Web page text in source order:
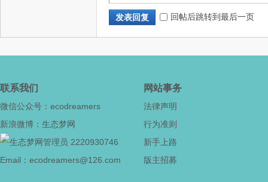
发表回复 回帖后跳转到最后一页
联系我们
微信公众号：ecodreamers
新浪微博：生态梦网
2220930746
Email：ecodreamers@126.com
网站事务
法律声明
行为准则
新手上路
版主招募